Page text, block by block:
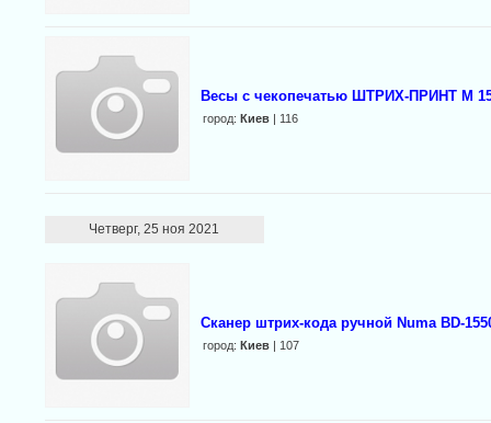
Весы с чекопечатью ШТРИХ-ПРИНТ М
город: Киев| 116
Четверг, 25 ноя 2021
Сканер штрих-кода ручной Numa BD-
город: Киев| 107